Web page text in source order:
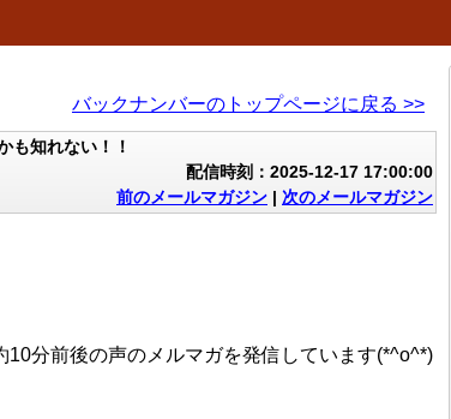
バックナンバーのトップページに戻る >>
も知れない！！
配信時刻：2025-12-17 17:00:00
前のメールマガジン | 次のメールマガジン
分前後の声のメルマガを発信しています(*^o^*)